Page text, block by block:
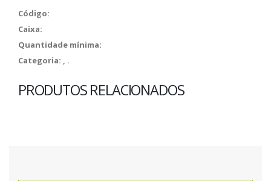
Código:
Caixa:
Quantidade mínima:
Categoria: , .
PRODUTOS RELACIONADOS